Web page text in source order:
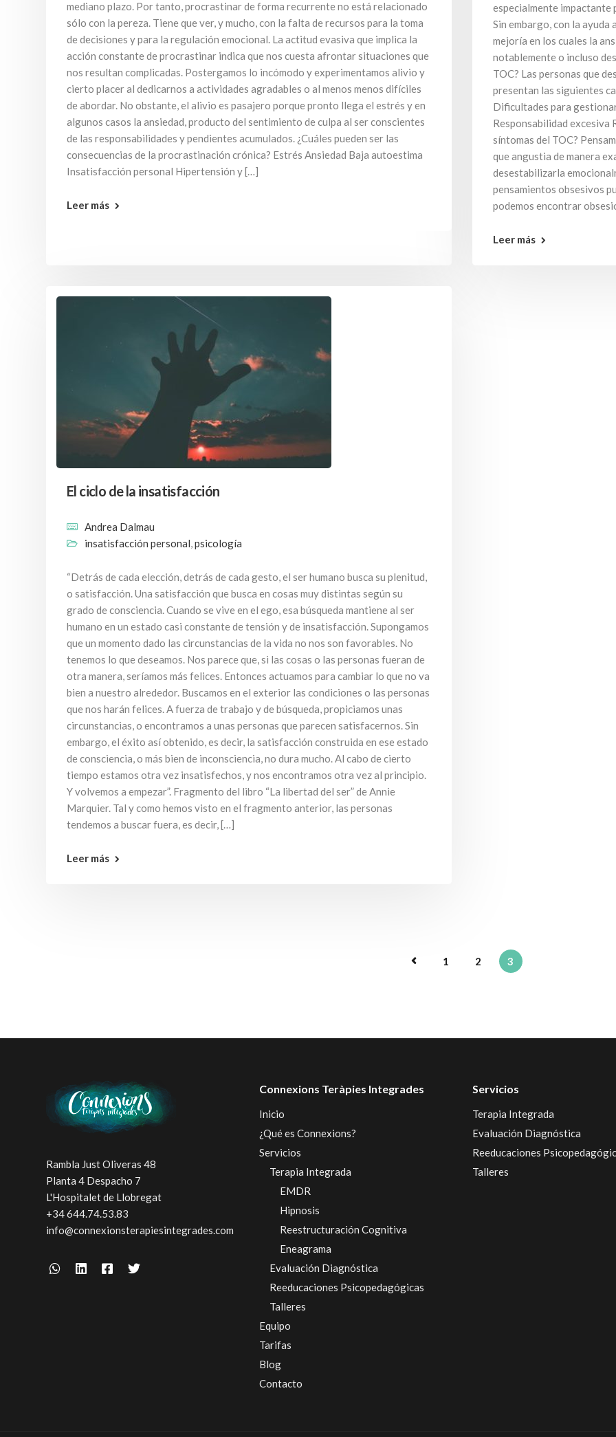
mediano plazo. Por tanto, procrastinar de forma recurrente no está relacionado
sólo con la pereza. Tiene que ver, y mucho, con la falta de recursos para la toma
de decisiones y para la regulación emocional. La actitud evasiva que implica la
acción constante de procrastinar indica que nos cuesta afrontar situaciones que
nos resultan complicadas. Postergamos lo incómodo y experimentamos alivio y
cierto placer al dedicarnos a actividades agradables o al menos menos difíciles
de abordar. No obstante, el alivio es pasajero porque pronto llega el estrés y en
algunos casos la ansiedad, producto del sentimiento de culpa al ser conscientes
de las responsabilidades y pendientes acumulados. ¿Cuáles pueden ser las
consecuencias de la procrastinación crónica? Estrés Ansiedad Baja autoestima
Insatisfacción personal Hipertensión y […]
Leer más
especialmente impactante
Sin embargo, con la
mejoría en los cuales la
notablemente o incluso
TOC? Las personas que
presentan las siguientes
Dificultades para
Responsabilidad excesiva
síntomas del TOC?
que angustia de manera
desestabilizarla
pensamientos obsesivos
podemos encontrar
Leer más
El ciclo de la insatisfacción
Andrea Dalmau
insatisfacción personal,psicología
“Detrás de cada elección, detrás de cada gesto, el ser humano busca su plenitud,
o satisfacción. Una satisfacción que busca en cosas muy distintas según su
grado de consciencia. Cuando se vive en el ego, esa búsqueda mantiene al ser
humano en un estado casi constante de tensión y de insatisfacción. Supongamos
que un momento dado las circunstancias de la vida no nos son favorables. No
tenemos lo que deseamos. Nos parece que, si las cosas o las personas fueran de
otra manera, seríamos más felices. Entonces actuamos para cambiar lo que no va
bien a nuestro alrededor. Buscamos en el exterior las condiciones o las personas
que nos harán felices. A fuerza de trabajo y de búsqueda, propiciamos unas
circunstancias, o encontramos a unas personas que parecen satisfacernos. Sin
embargo, el éxito así obtenido, es decir, la satisfacción construida en ese estado
de consciencia, o más bien de inconsciencia, no dura mucho. Al cabo de cierto
tiempo estamos otra vez insatisfechos, y nos encontramos otra vez al principio.
Y volvemos a empezar”. Fragmento del libro “La libertad del ser” de Annie
Marquier. Tal y como hemos visto en el fragmento anterior, las personas
tendemos a buscar fuera, es decir, […]
Leer más
1 2 3
Rambla Just Oliveras 48
Planta 4 Despacho 7
L'Hospitalet de Llobregat
+34 644.74.53.83
info@connexionsterapiesintegrades.com
Connexions Teràpies Integrades
Inicio
¿Qué es Connexions?
Servicios
Terapia Integrada
EMDR
Hipnosis
Reestructuración Cognitiva
Eneagrama
Evaluación Diagnóstica
Reeducaciones Psicopedagógicas
Talleres
Equipo
Tarifas
Blog
Contacto
Servicios
Terapia Integrada
Evaluación Diagnóstica
Reeducaciones
Talleres